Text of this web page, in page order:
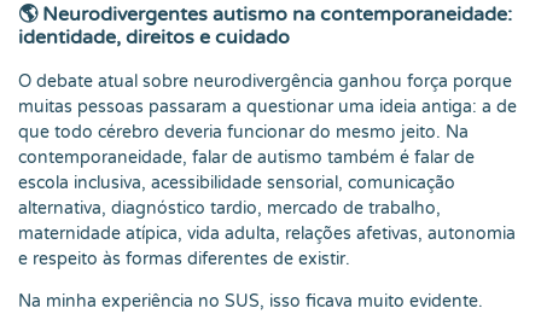
🌎 Neurodivergentes autismo na contemporaneidade:
identidade, direitos e cuidado
O debate atual sobre neurodivergência ganhou força porque
muitas pessoas passaram a questionar uma ideia antiga: a de
que todo cérebro deveria funcionar do mesmo jeito. Na
contemporaneidade, falar de autismo também é falar de
escola inclusiva, acessibilidade sensorial, comunicação
alternativa, diagnóstico tardio, mercado de trabalho,
maternidade atípica, vida adulta, relações afetivas, autonomia
e respeito às formas diferentes de existir.
Na minha experiência no SUS, isso ficava muito evidente.